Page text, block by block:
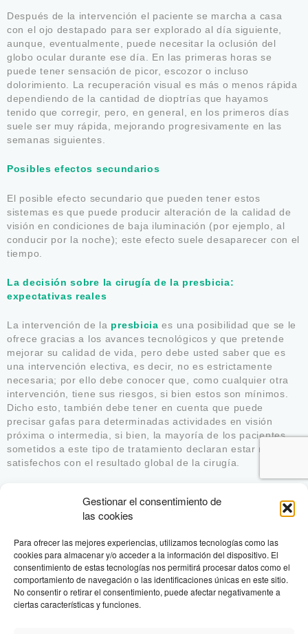
Gestionar el consentimiento de
las cookies
Para ofrecer las mejores experiencias, utilizamos tecnologías como las
cookies para almacenar y/o acceder a la información del dispositivo. El
consentimiento de estas tecnologías nos permitirá procesar datos como el
comportamiento de navegación o las identificaciones únicas en este sitio.
No consentir o retirar el consentimiento, puede afectar negativamente a
ciertas características y funciones.
Después de la intervención el paciente se marcha a casa
con el ojo destapado para ser explorado al día siguiente,
aunque, eventualmente, puede necesitar la oclusión del
globo ocular durante ese día. En las primeras horas se
puede tener sensación de picor, escozor o incluso
dolorimiento. La recuperación visual es más o menos rápida
dependiendo de la cantidad de dioptrías que hayamos
tenido que corregir, pero, en general, en los primeros días
suele ser muy rápida, mejorando progresivamente en las
semanas siguientes.
Posibles efectos secundarios
El posible efecto secundario que pueden tener estos
sistemas es que puede producir alteración de la calidad de
visión en condiciones de baja iluminación (por ejemplo, al
conducir por la noche); este efecto suele desaparecer con el
tiempo.
La decisión sobre la cirugía de la presbicia:
expectativas reales
La intervención de la presbicia es una posibilidad que se le
ofrece gracias a los avances tecnológicos y que pretende
mejorar su calidad de vida, pero debe usted saber que es
una intervención electiva, es decir, no es estrictamente
necesaria; por ello debe conocer que, como cualquier otra
intervención, tiene sus riesgos, si bien estos son mínimos.
Dicho esto, también debe tener en cuenta que puede
precisar gafas para determinadas actividades en visión
próxima o intermedia, si bien, la mayoría de los pacientes
sometidos a este tipo de tratamiento declaran estar muy
satisfechos con el resultado global de la cirugía.
son tratamientos modernos que ofrecen soluciones
personalizadas para mejorar la independencia de gafas y la
PEDIR CITA